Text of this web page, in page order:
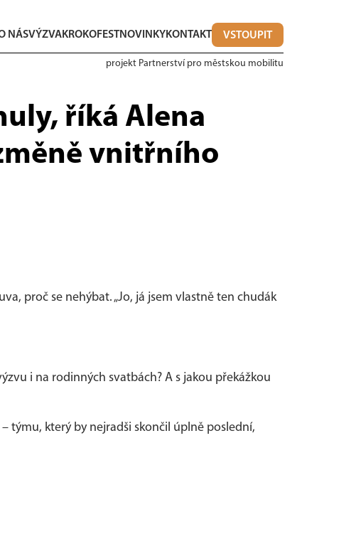
NÁSVÝZVAKROKOFESTNOVINKYKONTAKT VSTOUPIT
projekt Partnerství pro městskou mobilitu
říká Alena
vnitřního
proč se nehýbat. „Jo, já jsem vlastně ten chudák
i na rodinných svatbách? A s jakou překážkou
týmu, který by nejradši skončil úplně poslední,